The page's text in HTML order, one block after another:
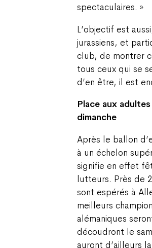
spectaculaires. »
L’objectif est
jurassiens, et
club, de montrer
tous ceux qui se
d’en être, il est
Place aux
dimanche
Après le ballon
à un échelon
signifie en effet
lutteurs. Près de
sont espérés à
meilleurs
alémaniques
découdront le
auront d’ailleurs